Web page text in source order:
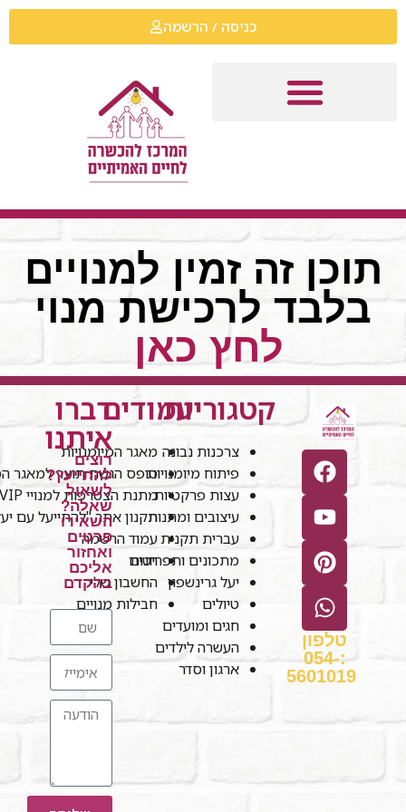
כניסה / הרשמה
תוכן זה זמין למנויים
בלבד לרכישת מנוי
לחץ כאן
טלפון
:054-
5601019
קטגוריות
צרכנות נבונה
פיתוח מיומנויות
עצות פרקטיות
עיצובים ומתנות
עברית תקנית
מתכונים ותפריטים
יעל גרינשפון
טיולים
חגים ומועדים
העשרה לילדים
ארגון וסדר
עמודים
מאגר המיומנויות
טופס הגשת תוצר למאגר
מתנת הצטרפות למנויי VIP
תקנון אתר "להתייעל עם
עמוד הרשמה
חנות
החשבון שלי
חבילות מנויים
דברו
איתנו
רוצים
להתייעץ?
לשאול
שאלה?
השאירו
פרטים
ואחזור
אליכם
בהקדם